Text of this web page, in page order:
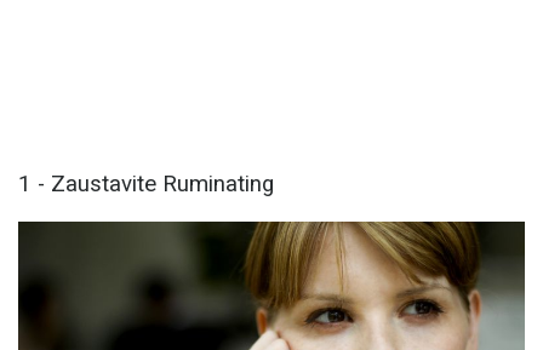
1 - Zaustavite Ruminating